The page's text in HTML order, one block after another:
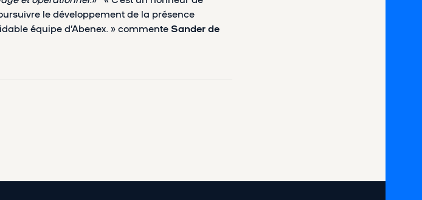
le développement de la présence
équipe d’Abenex. » commenteSander de